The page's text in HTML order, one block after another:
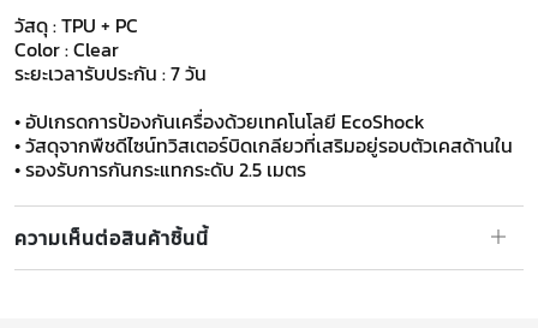
วัสดุ : TPU + PC
Color : Clear
​​​​​​​ระยะเวลารับประกัน : 7 วัน
​​​​​​• อัปเกรดการป้องกันเครื่องด้วยเทคโนโลยี EcoShock
• วัสดุจากพืชดีไซน์ทวิสเตอร์บิดเกลียวที่เสริมอยู่รอบตัวเคสด้านใน
• รองรับการกันกระแทกระดับ 2.5 เมตร
ความเห็นต่อสินค้าชิ้นนี้